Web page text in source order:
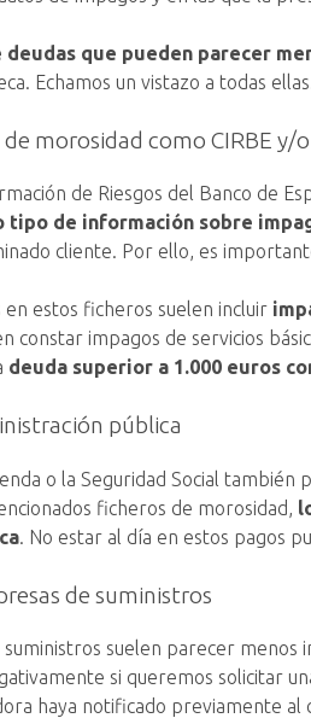
que pueden parecer
Echamos un vistazo a todas
morosidad como CIRBE y/o
de Riesgos del Banco de
tipo de información sobre
cliente. Por ello, es
en estos ficheros suelen incluir
constar impagos de servicios
deuda superior a 1.000 euros
pública
o la Seguridad Social
ficheros de morosidad,
. No estar al día en estos pagos
de suministros
suministros suelen parecer menos
si queremos solicitar
haya notificado previamente al